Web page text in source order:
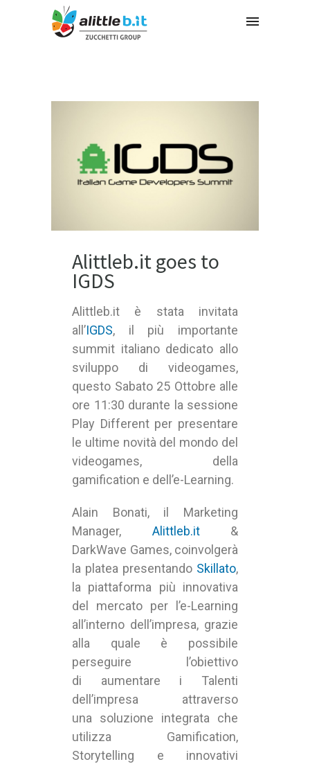
Alittleb.it goes to
IGDS
Alittleb.it è stata invitata
all’IGDS, il più importante
summit italiano dedicato allo
sviluppo di videogames,
questo Sabato 25 Ottobre alle
ore 11:30 durante la sessione
Play Different per presentare
le ultime novità del mondo del
videogames, della
gamification e dell’e-Learning.
Alain Bonati, il Marketing
Manager, Alittleb.it&
DarkWave Games, coinvolgerà
la platea presentando Skillato,
la piattaforma più innovativa
del mercato per l’e-Learning
all’interno dell’impresa, grazie
alla quale è possibile
perseguire l’obiettivo
di aumentare i Talenti
dell’impresa attraverso
una soluzione integrata che
utilizza Gamification,
Storytelling e innovativi